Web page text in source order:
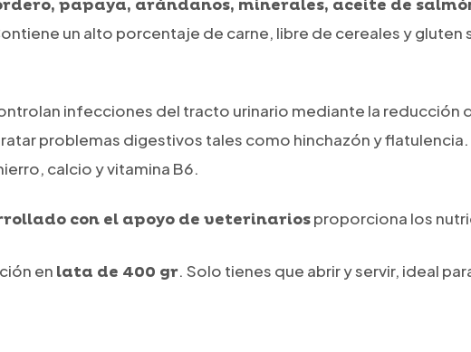
papaya, arándanos, minerales, aceite de
un alto porcentaje de carne, libre de cereales y gluten
infecciones del tracto urinario mediante la reducción
problemas digestivos tales como hinchazón y flatulencia.
calcio y vitamina B6.
con el apoyo de veterinariosproporciona los
en lata de 400 gr. Solo tienes que abrir y servir, ideal